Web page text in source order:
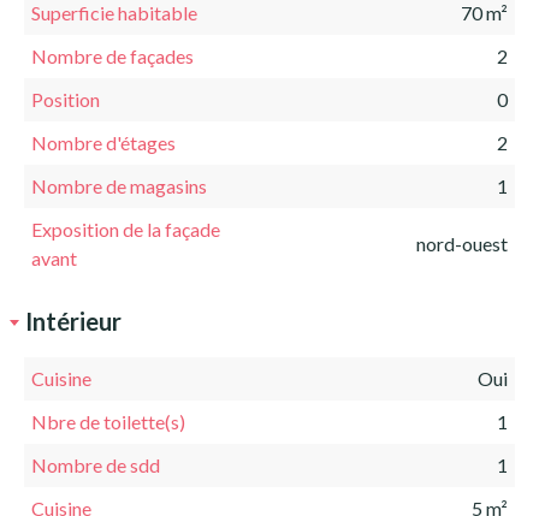
Superficie habitable
70 m²
Nombre de façades
2
Position
0
Nombre d'étages
2
Nombre de magasins
1
Exposition de la façade
avant
nord-ouest
Intérieur
Cuisine
Oui
Nbre de toilette(s)
1
Nombre de sdd
1
Cuisine
5 m²